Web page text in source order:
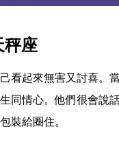
秤座
看起來無害又討喜。
同情心。他們很會說
裝給圈住。